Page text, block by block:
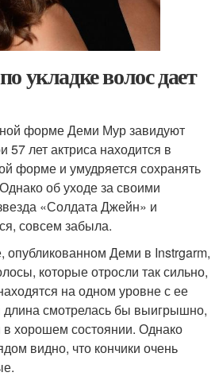
укладке волос дает
форме Деми Мур завидуют
57 лет актриса находится в
форме и умудряется сохранять
об уходе за своими
«Солдата Джейн» и
совсем забыла.
опубликованном Деми в Instrgarm,
которые отросли так сильно,
на одном уровне с ее
смотрелась бы выигрышно,
хорошем состоянии. Однако
видно, что кончики очень